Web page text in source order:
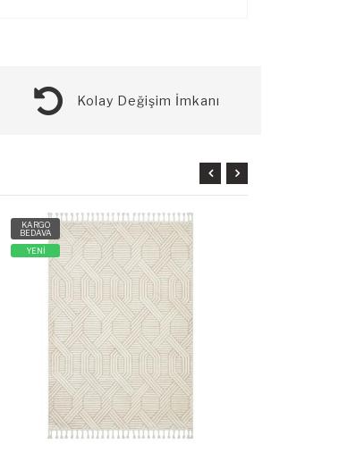
Kolay Değişim İmkanı
KARGO
BEDAVA
YENİ